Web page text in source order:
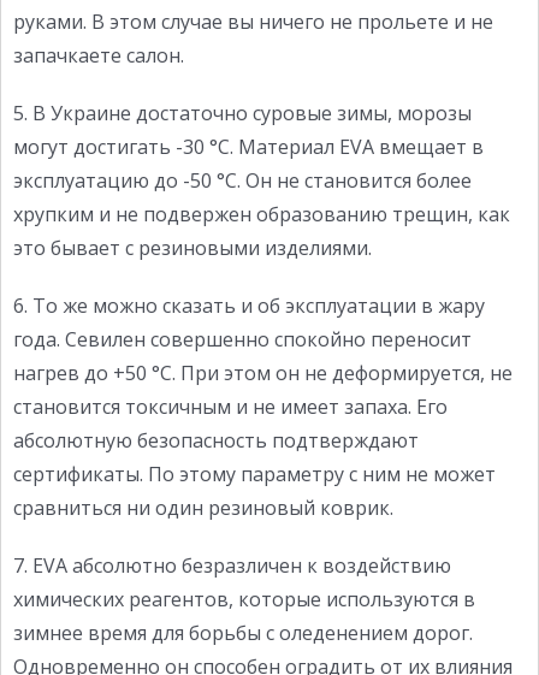
руками. В этом случае вы ничего не прольете и не
запачкаете салон.
5. В Украине достаточно суровые зимы, морозы
могут достигать -30 °С. Материал EVA вмещает в
эксплуатацию до -50 °С. Он не становится более
хрупким и не подвержен образованию трещин, как
это бывает с резиновыми изделиями.
6. То же можно сказать и об эксплуатации в жару
года. Севилен совершенно спокойно переносит
нагрев до +50 °С. При этом он не деформируется, не
становится токсичным и не имеет запаха. Его
абсолютную безопасность подтверждают
сертификаты. По этому параметру с ним не может
сравниться ни один резиновый коврик.
7. EVA абсолютно безразличен к воздействию
химических реагентов, которые используются в
зимнее время для борьбы с оледенением дорог.
Одновременно он способен оградить от их влияния